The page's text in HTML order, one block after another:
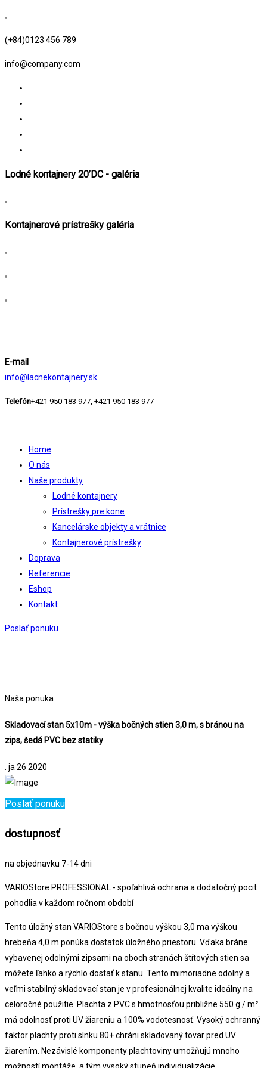
(+84)0123 456 789
info@company.com
Lodné kontajnery 20’DC - galéria
Kontajnerové prístrešky galéria
E-mail
info@lacnekontajnery.sk
Telefón+421 950 183 977, +421 950 183 977
Home
O nás
Naše produkty
Lodné kontajnery
Prístrešky pre kone
Kancelárske objekty a vrátnice
Kontajnerové prístrešky
Doprava
Referencie
Eshop
Kontakt
Poslať ponuku
Naša ponuka
Skladovací stan 5x10m - výška bočných stien 3,0 m, s bránou na
zips, šedá PVC bez statiky
. ja 26 2020
Poslať ponuku
dostupnosť
na objednavku 7-14 dni
VARIOStore PROFESSIONAL - spoľahlivá ochrana a dodatočný pocit
pohodlia v každom ročnom období
Tento úložný stan VARIOStore s bočnou výškou 3,0 ma výškou
hrebeňa 4,0 m ponúka dostatok úložného priestoru. Vďaka bráne
vybavenej odolnými zipsami na oboch stranách štítových stien sa
môžete ľahko a rýchlo dostať k stanu. Tento mimoriadne odolný a
veľmi stabilný skladovací stan je v profesionálnej kvalite ideálny na
celoročné použitie. Plachta z PVC s hmotnosťou približne 550 g / m²
má odolnosť proti UV žiareniu a 100% vodotesnosť. Vysoký ochranný
faktor plachty proti slnku 80+ chráni skladovaný tovar pred UV
žiarením. Nezávislé komponenty plachtoviny umožňujú mnoho
možností montáže, a tým vysoký stupeň individualizácie.